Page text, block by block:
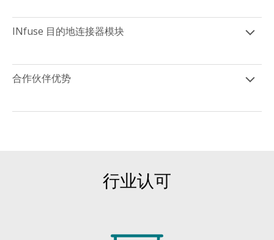
INfuse 目的地连接器模块
合作伙伴优势
行业认可